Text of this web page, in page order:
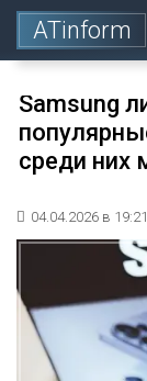
ATinform
Samsung
среди
04.04.2026 в 19:21